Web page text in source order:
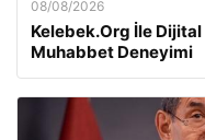
08/08/2026
Kelebek.Org İle
Muhabbet Deneyimi